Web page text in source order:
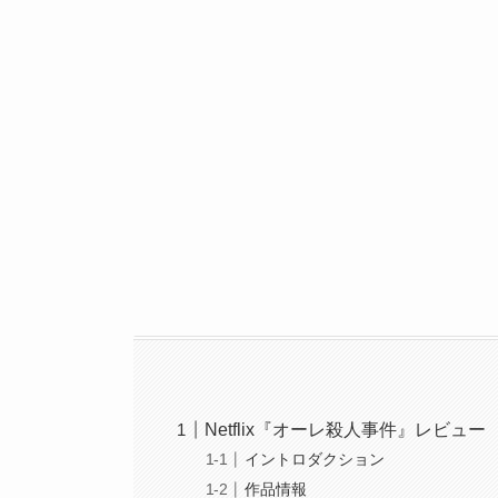
Netflix『オーレ殺人事件』レビュー
イントロダクション
作品情報